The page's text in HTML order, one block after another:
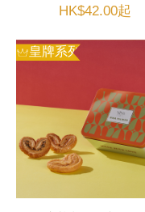
HK$42.00起
皇牌系列